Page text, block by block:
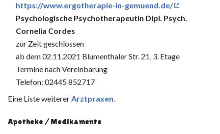
https://www.ergotherapie-in-gemuend.de/
Psychologische Psychotherapeutin Dipl. Psych.
Cornelia Cordes
zur Zeit geschlossen
ab dem 02.11.2021 Blumenthaler Str. 21, 3. Etage
Termine nach Vereinbarung
Telefon: 02445 852717
Eine Liste weitererArztpraxen.
Apotheke / Medikamente